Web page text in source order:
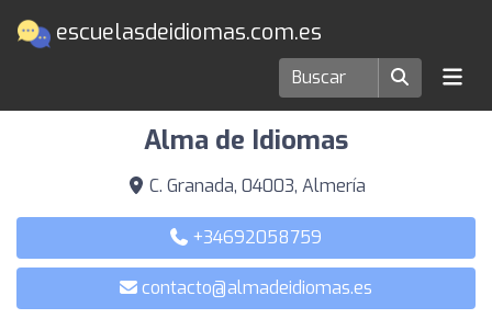
escuelasdeidiomas.com.es
Escuelas de idiomas en Almería
Alma de Idiomas
C. Granada, 04003, Almería
+34692058759
contacto@almadeidiomas.es